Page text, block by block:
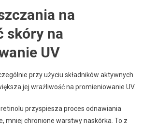
na
skóry na
UV
przy użyciu składników aktywnych
jej wrażliwość na promieniowanie UV.
przyspiesza proces odnawiania
mniej chronione warstwy naskórka. To z